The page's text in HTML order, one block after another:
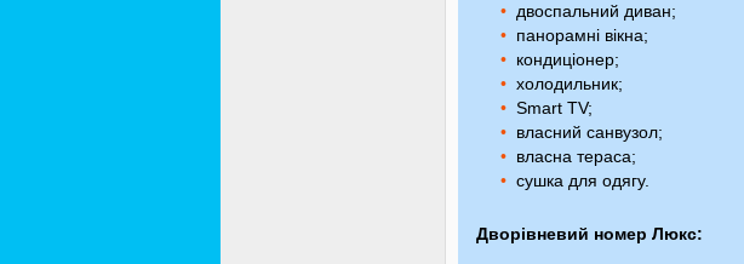
двоспальний диван;
панорамні вікна;
кондиціонер;
холодильник;
Smart TV;
власний санвузол;
власна тераса;
сушка для одягу.
Дворівневий номер Люкс: